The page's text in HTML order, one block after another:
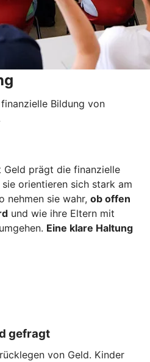
Bildung von
Geld prägt die finanzielle
orientieren sich stark am
nehmen sie wahr, ob offen
und wie ihre Eltern mit
Eine klare Haltung
gefragt
von Geld. Kinder